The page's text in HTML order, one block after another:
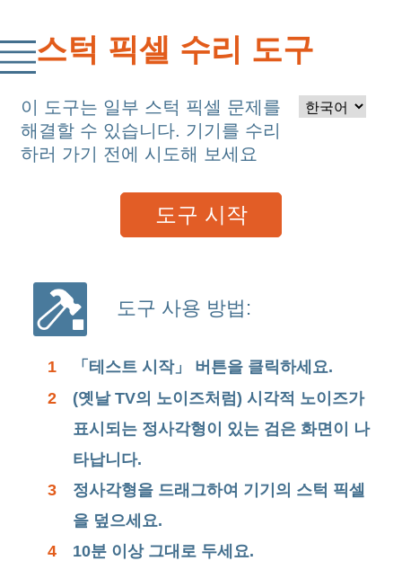
스턱 픽셀 수리 도구
이 도구는 일부 스턱 픽셀 문제를
해결할 수 있습니다. 기기를 수리
하러 가기 전에 시도해 보세요
도구 시작
도구 사용 방법:
1
「테스트 시작」 버튼을 클릭하세요.
2
(옛날 TV의 노이즈처럼) 시각적 노이즈가
표시되는 정사각형이 있는 검은 화면이 나
타납니다.
3
정사각형을 드래그하여 기기의 스턱 픽셀
을 덮으세요.
4
10분 이상 그대로 두세요.